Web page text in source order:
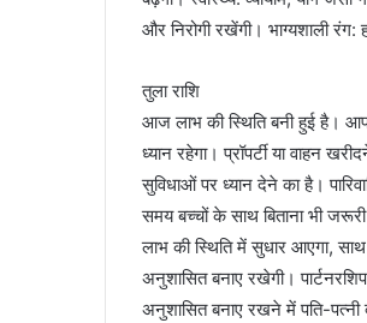
और निरोगी रखेंगी। भाग्यशाली रंग:
तुला राशि
आज लाभ की स्थिति बनी हुई है।
ध्यान रहेगा। प्रॉपर्टी या वाहन
सुविधाओं पर ध्यान देने का है।
समय बच्चों के साथ बिताना भी
लाभ की स्थिति में सुधार आएगा, साथ
अनुशासित बनाए रखेगी।
अनुशासित बनाए रखने में पति-पत्नी